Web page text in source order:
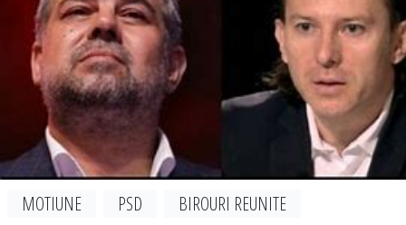
MOTIUNE PSD
BIROURI REUNITE